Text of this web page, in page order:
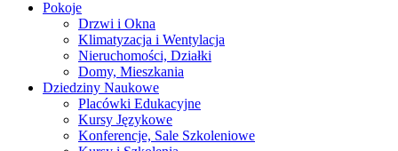
Pokoje
Drzwi i Okna
Klimatyzacja i Wentylacja
Nieruchomości, Działki
Domy, Mieszkania
Dziedziny Naukowe
Placówki Edukacyjne
Kursy Językowe
Konferencje, Sale Szkoleniowe